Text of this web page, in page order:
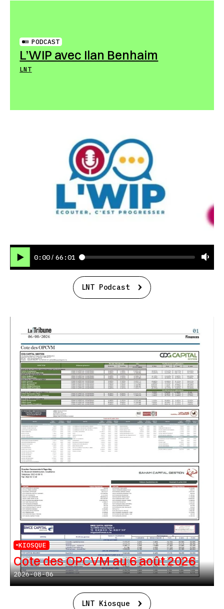
PODCAST
L’WIP avec Ilan Benhaim
LNT
0:00 / 66:01
LNT Podcast
KIOSQUE
Cote des OPCVM au 6 août 2026
2026-08-06
LNT Kiosque